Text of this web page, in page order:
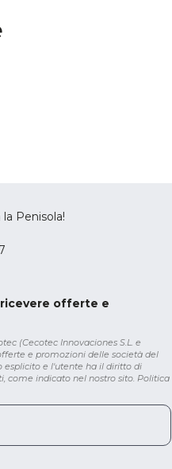
Penisola!
offerte e
(Cecotec Innovaciones S.L. e
e promozioni delle società del
esplicito e l'utente ha il diritto di
come indicato nel nostro sito. Politica